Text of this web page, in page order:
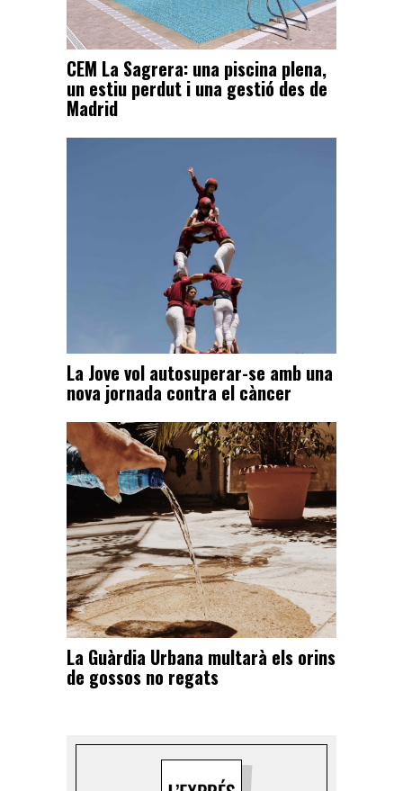
CEM La Sagrera: una piscina plena,
un estiu perdut i una gestió des de
Madrid
La Jove vol autosuperar-se amb una
nova jornada contra el càncer
La Guàrdia Urbana multarà els orins
de gossos no regats